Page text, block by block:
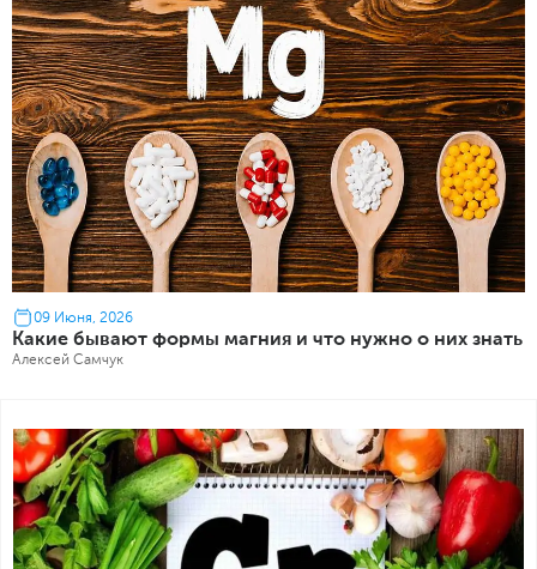
09 Июня, 2026
Какие бывают формы магния и что нужно о них знать
Алексей Самчук